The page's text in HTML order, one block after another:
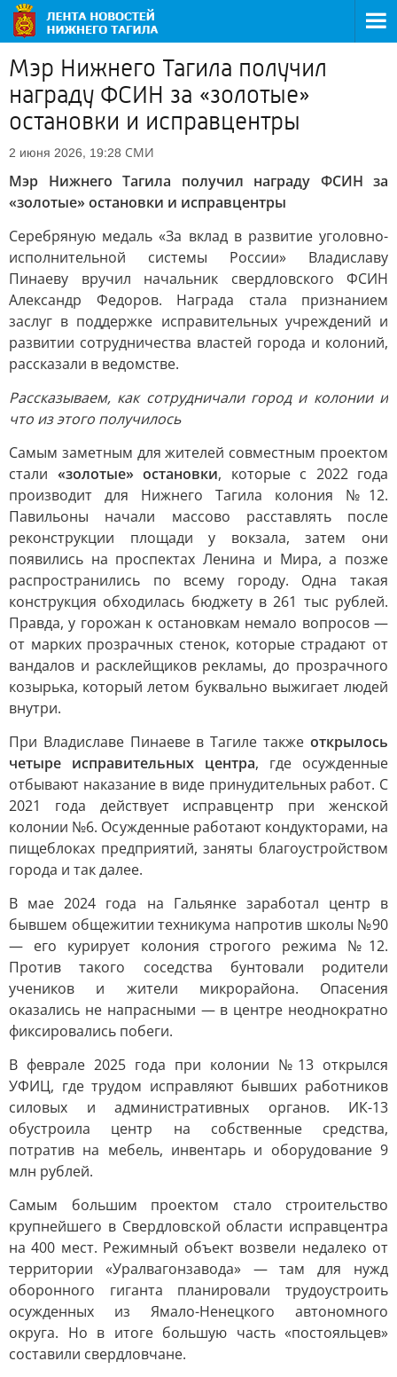
Мэр Нижнего Тагила получил
награду ФСИН за «золотые»
остановки и исправцентры
2 июня 2026, 19:28 СМИ
Мэр Нижнего Тагила получил награду ФСИН за
«золотые» остановки и исправцентры
Серебряную медаль «За вклад в развитие уголовно-
исполнительной системы России» Владиславу
Пинаеву вручил начальник свердловского ФСИН
Александр Федоров. Награда стала признанием
заслуг в поддержке исправительных учреждений и
развитии сотрудничества властей города и колоний,
рассказали в ведомстве.
Рассказываем, как сотрудничали город и колонии и
что из этого получилось
Самым заметным для жителей совместным проектом
стали «золотые» остановки, которые с 2022 года
производит для Нижнего Тагила колония №12.
Павильоны начали массово расставлять после
реконструкции площади у вокзала, затем они
появились на проспектах Ленина и Мира, а позже
распространились по всему городу. Одна такая
конструкция обходилась бюджету в 261 тыс рублей.
Правда, у горожан к остановкам немало вопросов —
от марких прозрачных стенок, которые страдают от
вандалов и расклейщиков рекламы, до прозрачного
козырька, который летом буквально выжигает людей
внутри.
При Владиславе Пинаеве в Тагиле также открылось
четыре исправительных центра, где осужденные
отбывают наказание в виде принудительных работ. С
2021 года действует исправцентр при женской
колонии №6. Осужденные работают кондукторами, на
пищеблоках предприятий, заняты благоустройством
города и так далее.
В мае 2024 года на Гальянке заработал центр в
бывшем общежитии техникума напротив школы №90
— его курирует колония строгого режима №12.
Против такого соседства бунтовали родители
учеников и жители микрорайона. Опасения
оказались не напрасными — в центре неоднократно
фиксировались побеги.
В феврале 2025 года при колонии №13 открылся
УФИЦ, где трудом исправляют бывших работников
силовых и административных органов. ИК-13
обустроила центр на собственные средства,
потратив на мебель, инвентарь и оборудование 9
млн рублей.
Самым большим проектом стало строительство
крупнейшего в Свердловской области исправцентра
на 400 мест. Режимный объект возвели недалеко от
территории «Уралвагонзавода» — там для нужд
оборонного гиганта планировали трудоустроить
осужденных из Ямало-Ненецкого автономного
округа. Но в итоге большую часть «постояльцев»
составили свердловчане.